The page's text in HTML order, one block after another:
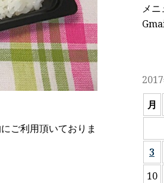
ご利用頂いておりま
メニ
月
3
10